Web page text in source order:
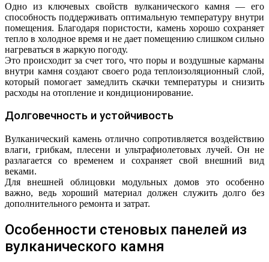
Одно из ключевых свойств вулканического камня — его
способность поддерживать оптимальную температуру внутри
помещения. Благодаря пористости, камень хорошо сохраняет
тепло в холодное время и не дает помещению слишком сильно
нагреваться в жаркую погоду.
Это происходит за счет того, что поры и воздушные карманы
внутри камня создают своего рода теплоизоляционный слой,
который помогает замедлить скачки температуры и снизить
расходы на отопление и кондиционирование.
Долговечность и устойчивость
Вулканический камень отлично сопротивляется воздействию
влаги, грибкам, плесени и ультрафиолетовых лучей. Он не
разлагается со временем и сохраняет свой внешний вид
веками.
Для внешней облицовки модульных домов это особенно
важно, ведь хороший материал должен служить долго без
дополнительного ремонта и затрат.
Особенности стеновых панелей из
вулканического камня